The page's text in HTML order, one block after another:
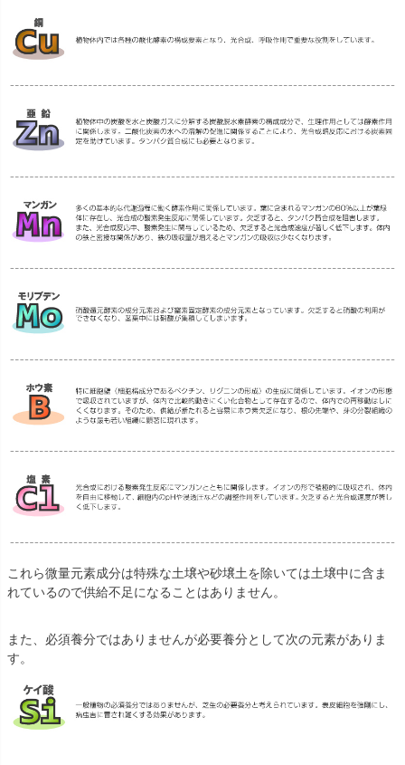
これら微量元素成分は特殊な土壌や砂壌土を除いては土壌中に含ま
れているので供給不足になることはありません。
また、必須養分ではありませんが必要養分として次の元素がありま
す。